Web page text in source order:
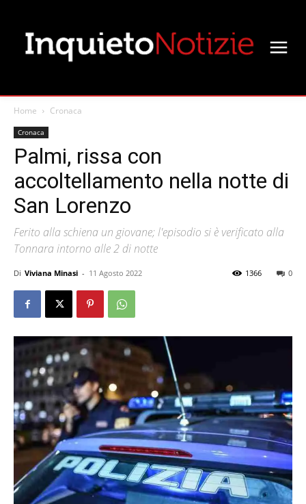
Home Cronaca
Cronaca
Palmi, rissa con
accoltellamento nella notte di
San Lorenzo
Ferito alla schiena un giovane; l'episodio si è verificato alla
Tonnara intorno alle 2 di notte
Di Viviana Minasi - 11 Agosto 2022 0
1366